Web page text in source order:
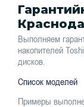
Выполняем
накопителей
дисков.
Список моделей
Примеры